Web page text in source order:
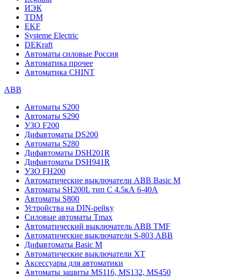
ИЭК
TDM
EKF
Systeme Electric
DEKraft
Автоматы силовые Россия
Автоматика прочее
Автоматика CHINT
ABB
Автоматы S200
Автоматы S290
УЗО F200
Дифавтоматы DS200
Автоматы S280
Дифавтоматы DSH201R
Дифавтоматы DSH941R
УЗО FH200
Автоматические выключатели ABB Basic M
Автоматы SH200L тип С 4.5кА 6-40А
Автоматы S800
Устройства на DIN-рейку
Силовые автоматы Tmax
Автоматический выключатель ABB TMF
Автоматические выключатели S-803 АВВ
Дифавтоматы Basic M
Автоматические выключатели XT
Аксессуары для автоматики
Автоматы защиты MS116, MS132, MS450